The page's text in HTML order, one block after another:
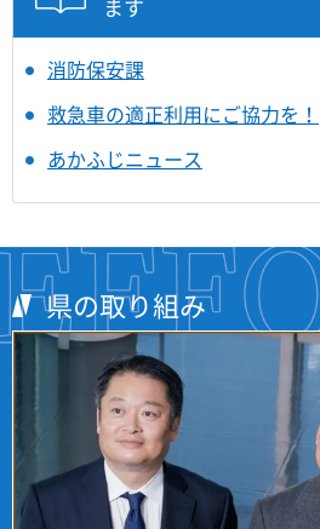
ます
消防保安課
救急車の適正利用にご協力を！
あかふじニュース
県の取り組み